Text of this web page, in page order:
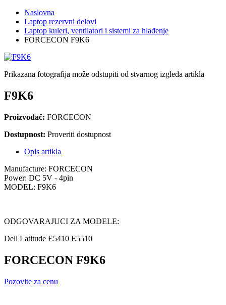
Naslovna
Laptop rezervni delovi
Laptop kuleri, ventilatori i sistemi za hlađenje
FORCECON F9K6
Prikazana fotografija može odstupiti od stvarnog izgleda artikla
F9K6
Proizvođač: FORCECON
Dostupnost: Proveriti dostupnost
Opis artikla
Manufacture: FORCECON
Power: DC 5V - 4pin
MODEL: F9K6
ODGOVARAJUCI ZA MODELE:
Dell Latitude E5410 E5510
FORCECON F9K6
Pozovite za cenu